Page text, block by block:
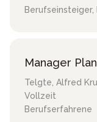
Manager
Telgte, Alfred
Vollzeit
Berufserfahrene